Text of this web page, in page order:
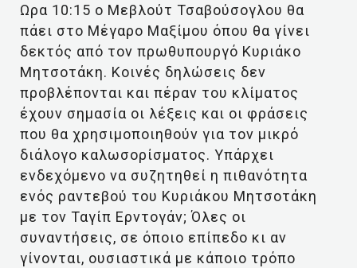
Ωρα 10:15 ο Μεβλούτ Τσαβούσογλου θα
πάει στο Μέγαρο Μαξίμου όπου θα γίνει
δεκτός από τον πρωθυπουργό Κυριάκο
Μητσοτάκη. Κοινές δηλώσεις δεν
προβλέπονται και πέραν του κλίματος
έχουν σημασία οι λέξεις και οι φράσεις
που θα χρησιμοποιηθούν για τον μικρό
διάλογο καλωσορίσματος. Υπάρχει
ενδεχόμενο να συζητηθεί η πιθανότητα
ενός ραντεβού του Κυριάκου Μητσοτάκη
με τον Ταγίπ Ερντογάν; Όλες οι
συναντήσεις, σε όποιο επίπεδο κι αν
γίνονται, ουσιαστικά με κάποιο τρόπο